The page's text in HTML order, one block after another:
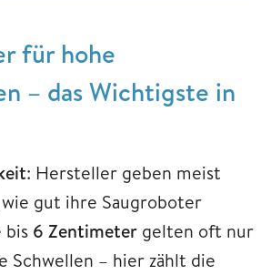
für hohe
– das Wichtigste in
: Hersteller geben meist
gut ihre Saugroboter
6 Zentimeter gelten oft nur
Schwellen – hier zählt die